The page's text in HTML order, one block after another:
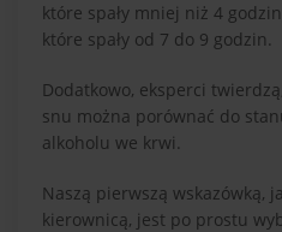
które spały mniej niż 4
które spały od 7 do 9 godzin.
Dodatkowo, eksperci
snu można porównać do
alkoholu we krwi.
Naszą pierwszą wskazówką,
kierownicą, jest po prostu